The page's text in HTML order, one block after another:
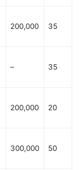
200,000 35
– 35
200,000 20
300,000 50